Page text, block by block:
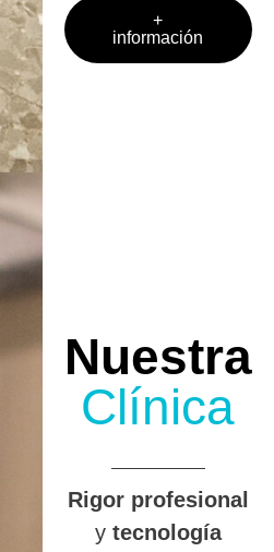
+
información
Nuestra
Clínica
Rigor profesional
y tecnología